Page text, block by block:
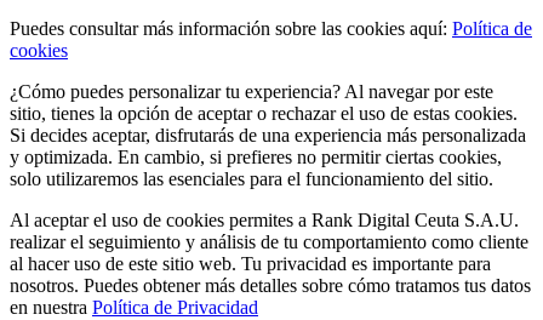
Puedes consultar más información sobre las cookies aquí: Política de
cookies
¿Cómo puedes personalizar tu experiencia? Al navegar por este
sitio, tienes la opción de aceptar o rechazar el uso de estas cookies.
Si decides aceptar, disfrutarás de una experiencia más personalizada
y optimizada. En cambio, si prefieres no permitir ciertas cookies,
solo utilizaremos las esenciales para el funcionamiento del sitio.
Al aceptar el uso de cookies permites a Rank Digital Ceuta S.A.U.
realizar el seguimiento y análisis de tu comportamiento como cliente
al hacer uso de este sitio web. Tu privacidad es importante para
nosotros. Puedes obtener más detalles sobre cómo tratamos tus datos
en nuestra Política de Privacidad